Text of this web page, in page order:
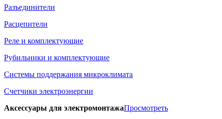
Разъединители
Расцепители
Реле и комплектующие
Рубильники и комплектующие
Системы поддержания микроклимата
Счетчики электроэнергии
Аксессуары для электромонтажаПросмотреть